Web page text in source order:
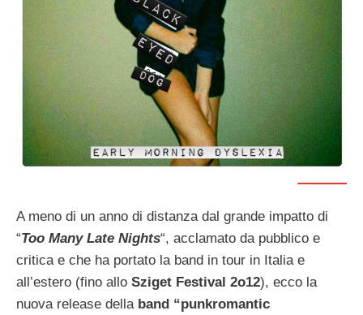
A meno di un anno di distanza dal grande impatto di
“Too Many Late Nights“, acclamato da pubblico e
critica e che ha portato la band in tour in Italia e
all’estero (fino allo Sziget Festival 2o12), ecco la
nuova release della band “punkromantic